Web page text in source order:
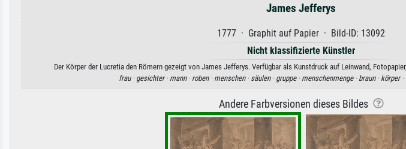
James Jefferys
1777 · Graphit auf Papier · Bild-ID: 13092
Nicht klassifizierte Künstler
Der Körper der Lucretia den Römern gezeigt von James Jefferys. Verfügbar als Kunstdruck auf Leinwand,
frau · gesichter · mann · roben · menschen · säulen · gruppe · menschenmenge · braun · körper ·
Andere Farbversionen dieses Bildes